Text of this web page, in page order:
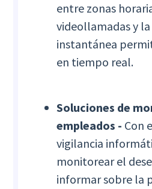
entre zonas
videollamadas y
instantánea
en tiempo real.
Soluciones de
empleados - Con
vigilancia
monitorear el
informar sobre la